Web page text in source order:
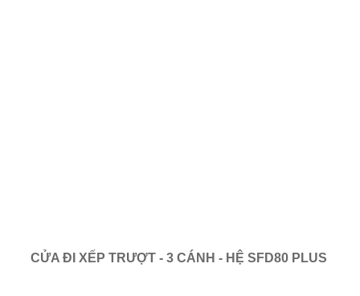
CỬA ĐI XẾP TRƯỢT - 3 CÁNH - HỆ SFD80 PLUS